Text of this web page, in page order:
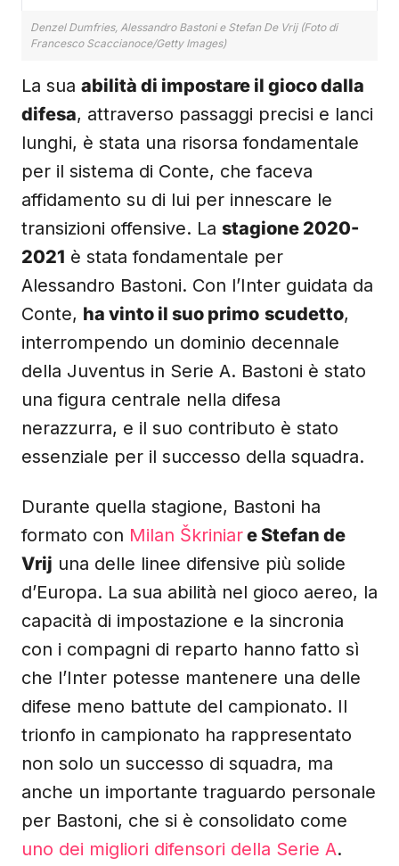
Denzel Dumfries, Alessandro Bastoni e Stefan De Vrij (Foto di
Francesco Scaccianoce/Getty Images)
La sua abilità di impostare il gioco dalla
difesa, attraverso passaggi precisi e lanci
lunghi, è stata una risorsa fondamentale
per il sistema di Conte, che faceva
affidamento su di lui per innescare le
transizioni offensive. La stagione 2020-
2021 è stata fondamentale per
Alessandro Bastoni. Con l’Inter guidata da
Conte, ha vinto il suo primo scudetto,
interrompendo un dominio decennale
della Juventus in Serie A. Bastoni è stato
una figura centrale nella difesa
nerazzurra, e il suo contributo è stato
essenziale per il successo della squadra.
Durante quella stagione, Bastoni ha
formato con Milan Škriniare Stefan de
Vrij una delle linee difensive più solide
d’Europa. La sua abilità nel gioco aereo, la
capacità di impostazione e la sincronia
con i compagni di reparto hanno fatto sì
che l’Inter potesse mantenere una delle
difese meno battute del campionato. Il
trionfo in campionato ha rappresentato
non solo un successo di squadra, ma
anche un importante traguardo personale
per Bastoni, che si è consolidato come
uno dei migliori difensori della Serie A.